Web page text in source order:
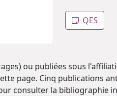
QES
ou publiées sous
page. Cinq publications
consulter la bibliographie